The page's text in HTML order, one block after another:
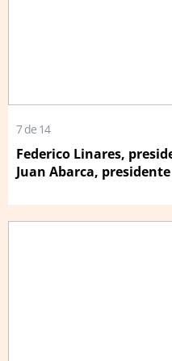
7 de 14
Federico Linares,
Juan Abarca,